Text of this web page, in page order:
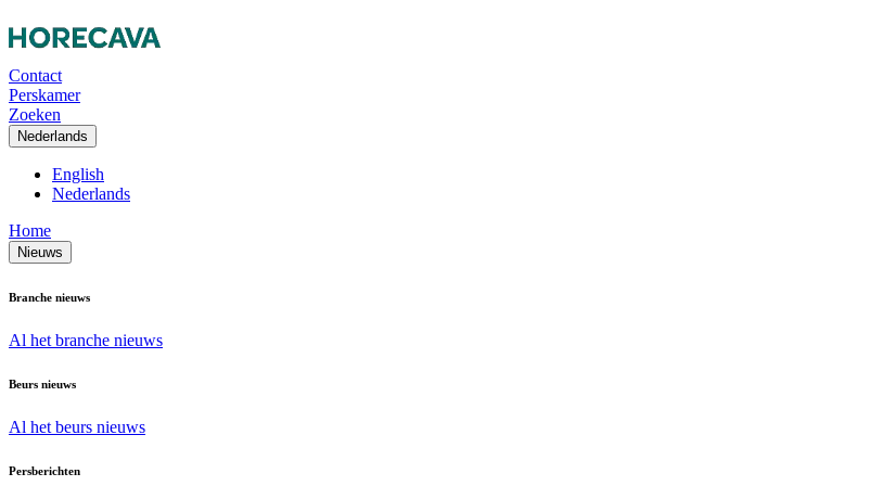
Contact
Perskamer
Zoeken
Nederlands
English
Nederlands
Home
Nieuws
Branche nieuws
Al het branche nieuws
Beurs nieuws
Al het beurs nieuws
Persberichten